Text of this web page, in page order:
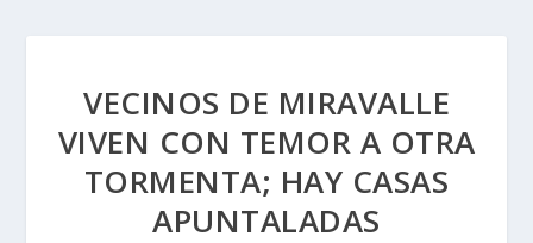
VECINOS DE MIRAVALLE
VIVEN CON TEMOR A OTRA
TORMENTA; HAY CASAS
APUNTALADAS